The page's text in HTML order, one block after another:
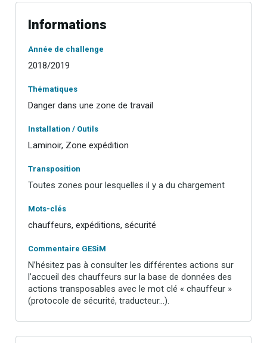
Informations
Année de challenge
2018/2019
Thématiques
Danger dans une zone de travail
Installation / Outils
Laminoir, Zone expédition
Transposition
Toutes zones pour lesquelles il y a du chargement
Mots-clés
chauffeurs, expéditions, sécurité
Commentaire GESiM
N’hésitez pas à consulter les différentes actions sur
l’accueil des chauffeurs sur la base de données des
actions transposables avec le mot clé « chauffeur »
(protocole de sécurité, traducteur…).